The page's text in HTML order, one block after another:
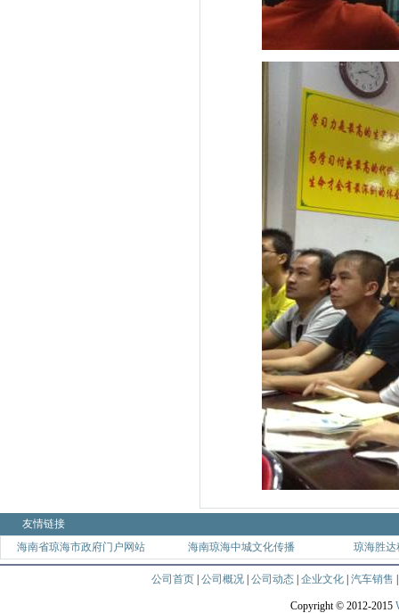
友情链接
海南省琼海市政府门户网站
海南琼海中城文化传播 琼海胜达
公司首页| 公司概况| 公司动态| 企业文化| 汽车销售
Copyright © 2012-2015